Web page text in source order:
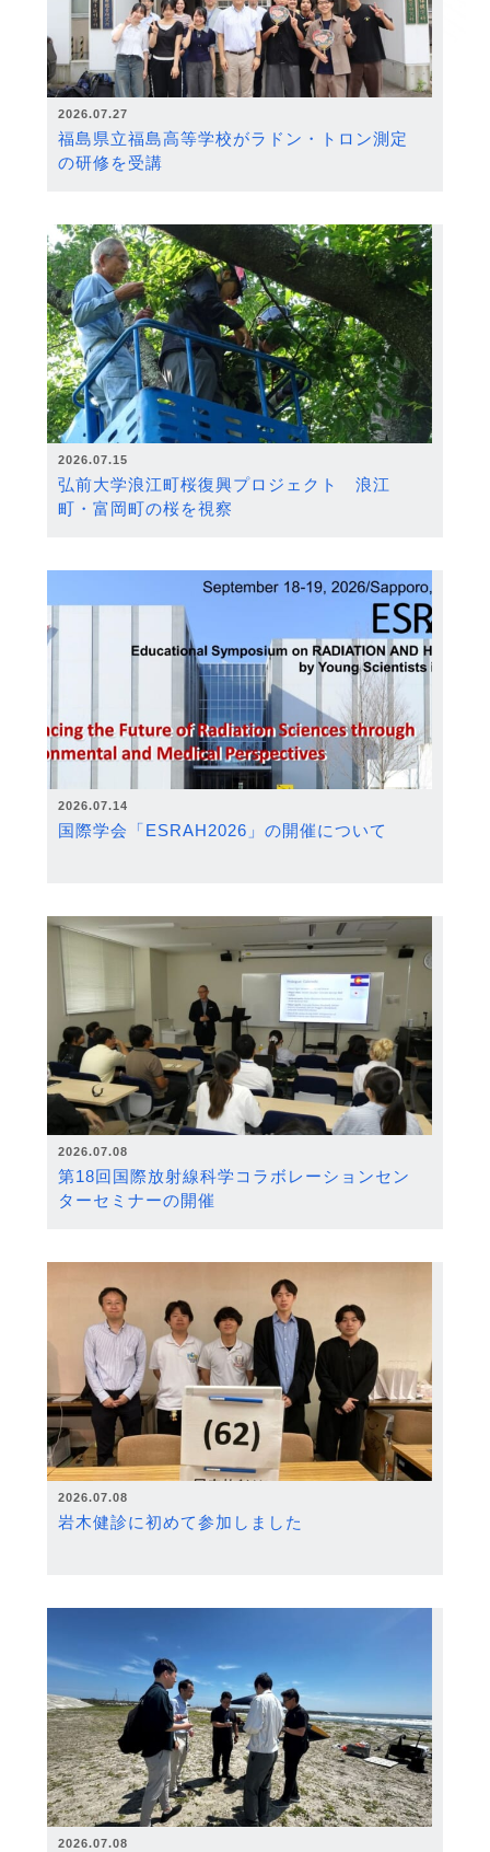
2026.07.27
福島県立福島高等学校がラドン・トロン測定
の研修を受講
2026.07.15
弘前大学浪江町桜復興プロジェクト 浪江
町・富岡町の桜を視察
2026.07.14
国際学会「ESRAH2026」の開催について
2026.07.08
第18回国際放射線科学コラボレーションセン
ターセミナーの開催
2026.07.08
岩木健診に初めて参加しました
2026.07.08